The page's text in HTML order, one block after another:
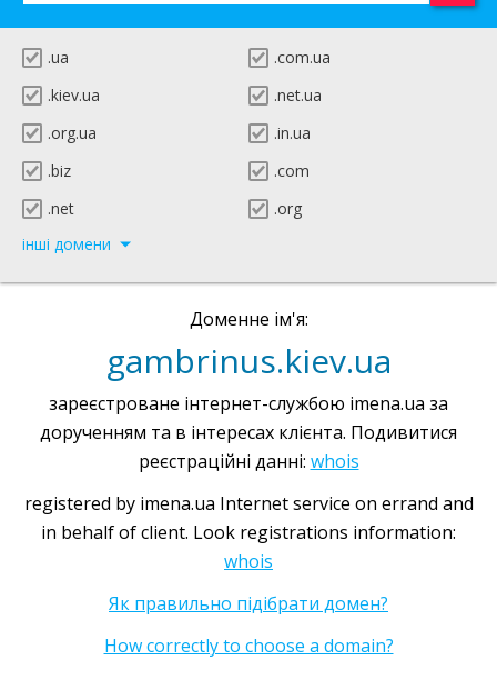
.ua
.com.ua
.kiev.ua
.net.ua
.org.ua
.in.ua
.biz
.com
.net
.org
інші домени
Доменне ім'я:
gambrinus.kiev.ua
зареєстроване інтернет-службою imena.ua за
дорученням та в інтересах клієнта. Подивитися
реєстраційні данні: whois
registered by imena.ua Internet service on errand and
in behalf of client. Look registrations information:
whois
Як правильно підібрати домен?
How correctly to choose a domain?